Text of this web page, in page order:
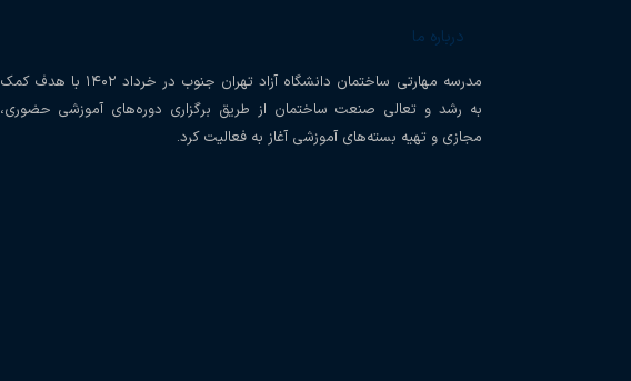
درباره ما
مدرسه مهارتی ساختمان دانشگاه آزاد تهران جنوب در خرداد ۱۴۰۲ با هدف کمک
به رشد و تعالی صنعت ساختمان از طریق برگزاری دوره‌های آموزشی حضوری،
مجازی و تهیه بسته‌های آموزشی آغاز به فعالیت کرد.